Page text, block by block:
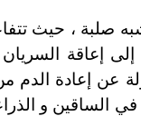
صلبة ، حيث
إعاقة السريان
عن إعادة
الساقين و